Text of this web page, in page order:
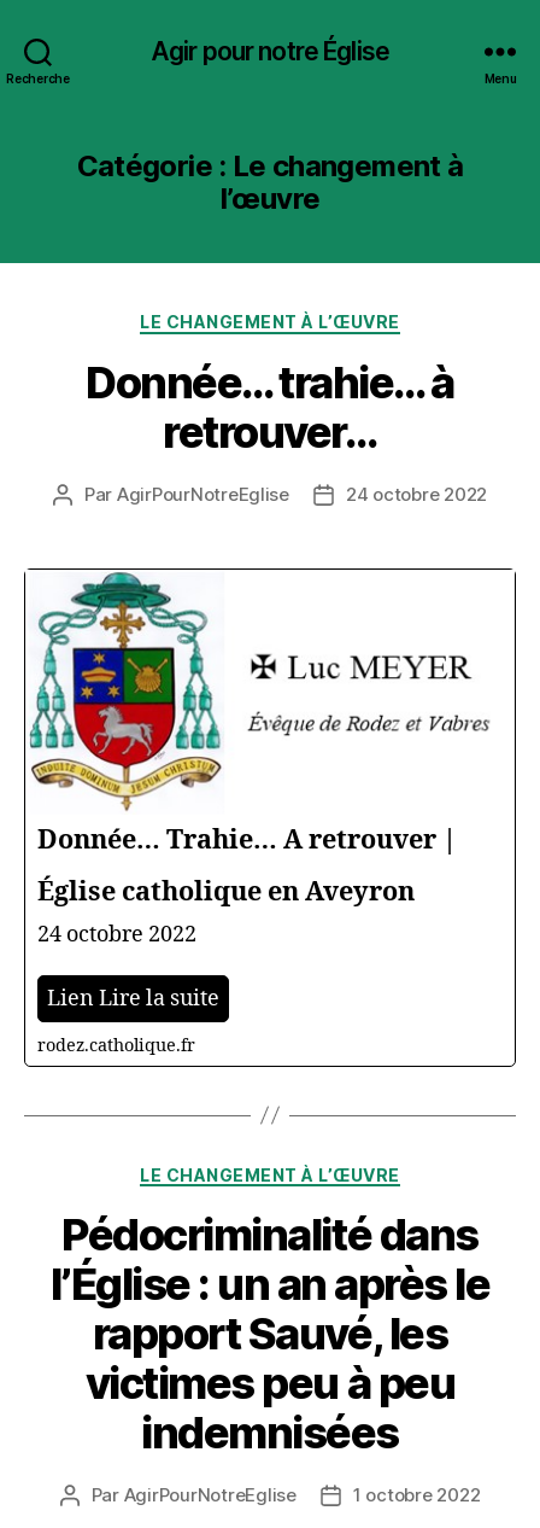
Recherche
Agir pour notre Église
Menu
Catégorie : Le changement à
l’œuvre
Catégories
LE CHANGEMENT À L’ŒUVRE
Donnée… trahie… à
retrouver…
Auteur
Par AgirPourNotreEglise
Date24 octobre 2022
Donnée… Trahie… A retrouver |
Église catholique en Aveyron
24 octobre 2022
Lien Lire la suite
rodez.catholique.fr
Catégories
LE CHANGEMENT À L’ŒUVRE
Pédocriminalité dans
l’Église : un an après le
rapport Sauvé, les
victimes peu à peu
indemnisées
Auteur
Par AgirPourNotreEglise
Date1 octobre 2022